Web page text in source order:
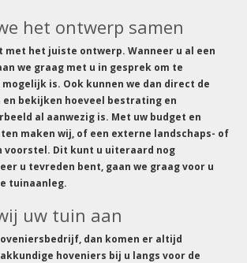
het ontwerp samen
met het juiste ontwerp. Wanneer u al een
we graag met u in gesprek om te
is. Ook kunnen we dan direct de
bekijken hoeveel bestrating en
al aanwezig is. Met uw budget en
maken wij, of een externe landschaps- of
voorstel. Dit kunt u uiteraard nog
u tevreden bent, gaan we graag voor u
tuinaanleg.
uw tuin aan
dan komen er altijd
hoveniers bij u langs voor de